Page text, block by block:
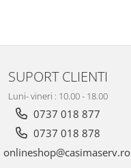
SUPORT CLIENTI
Luni- vineri : 10.00 - 18.00
0737 018 877
0737 018 878
onlineshop@casimaserv.ro